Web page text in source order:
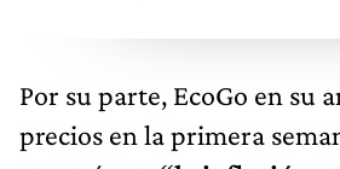
Por su parte, EcoGo en su
precios en la primera